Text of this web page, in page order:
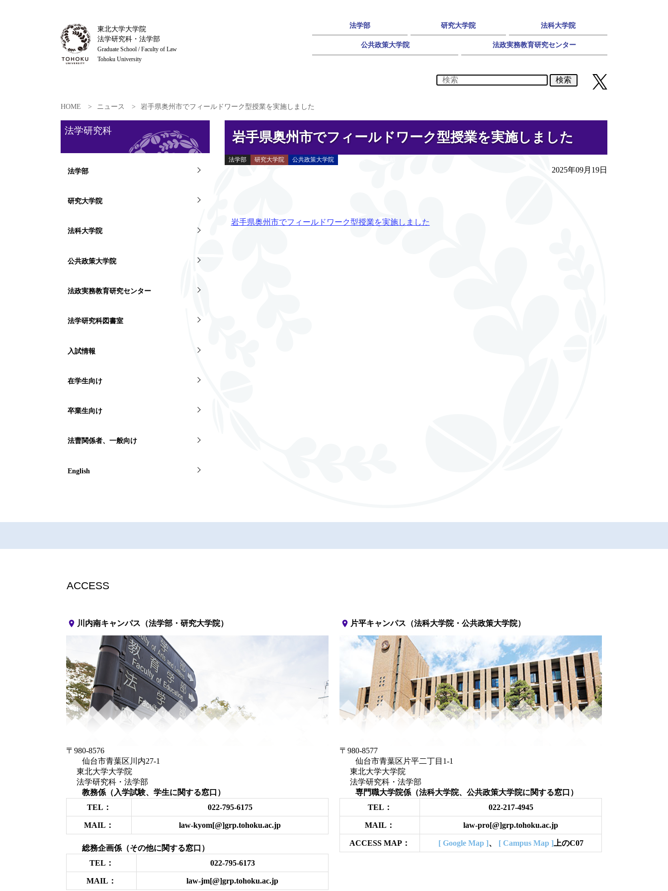
東北大学大学院
法学研究科・法学部
Graduate School / Faculty of Law
Tohoku University
法学部 研究大学院 法科大学院
公共政策大学院 法政実務教育研究センター
検索
HOME ニュース 岩手県奥州市でフィールドワーク型授業を実施しました
岩手県奥州市でフィールドワーク型授業を実施しました
法学部 研究大学院 公共政策大学院
2025年09月19日
岩手県奥州市でフィールドワーク型授業を実施しました
法学研究科
法学部
研究大学院
法科大学院
公共政策大学院
法政実務教育研究センター
法学研究科図書室
入試情報
在学生向け
卒業生向け
法曹関係者、一般向け
English
ACCESS
place 川内南キャンパス（法学部・研究大学院）
〒980-8576
仙台市青葉区川内27-1
東北大学大学院
法学研究科・法学部
教務係（入学試験、学生に関する窓口）
TEL：
022-795-6175
MAIL： law-kyom[@]grp.tohoku.ac.jp
総務企画係（その他に関する窓口）
TEL：
022-795-6173
MAIL： law-jm[@]grp.tohoku.ac.jp
place 片平キャンパス（法科大学院・公共政策大学院）
〒980-8577
仙台市青葉区片平二丁目1-1
東北大学大学院
法学研究科・法学部
専門職大学院係（法科大学院、公共政策大学院に関する窓口）
TEL：
022-217-4945
MAIL： law-pro[@]grp.tohoku.ac.jp
ACCESS MAP： [ Google Map ]、 [ Campus Map ] 上のC07